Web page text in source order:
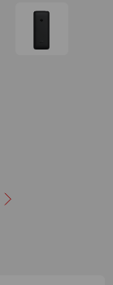
posição1